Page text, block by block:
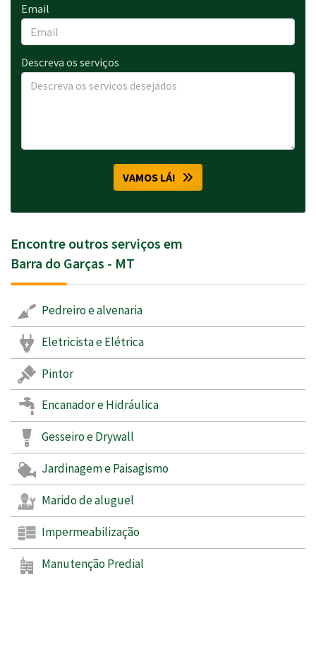
Email
Descreva os serviços
VAMOS LÁ!
Encontre outros serviços em
Barra do Garças - MT
Pedreiro e alvenaria
Eletricista e Elétrica
Pintor
Encanador e Hidráulica
Gesseiro e Drywall
Jardinagem e Paisagismo
Marido de aluguel
Impermeabilização
Manutenção Predial